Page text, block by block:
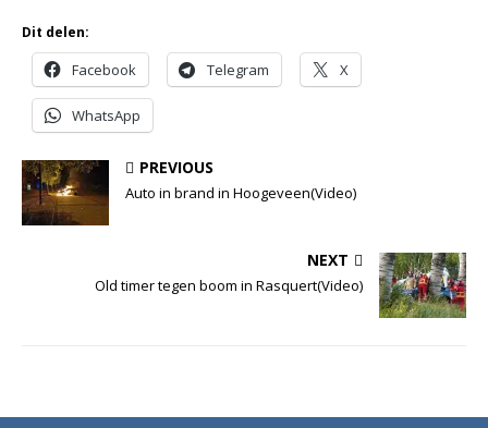
Dit delen:
Facebook Telegram X
WhatsApp
PREVIOUS
Auto in brand in Hoogeveen(Video)
NEXT
Old timer tegen boom in Rasquert(Video)